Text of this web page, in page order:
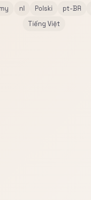
my nl Polski pt-BR
Tiếng Việt